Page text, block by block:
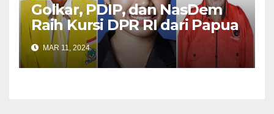
Golkar, PDIP, dan NasDem
Raih Kursi DPR RI dari Papua
Barat
MAR 11, 2024